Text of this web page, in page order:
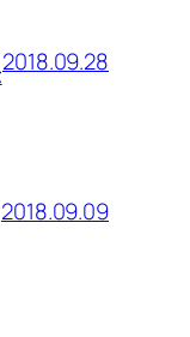
2018.09.28
2018.09.09